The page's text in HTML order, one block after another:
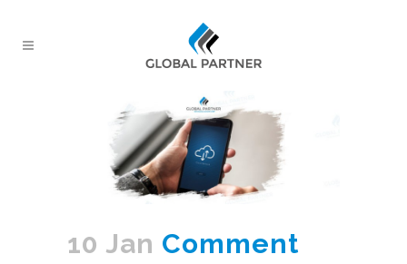
10 Jan Comment